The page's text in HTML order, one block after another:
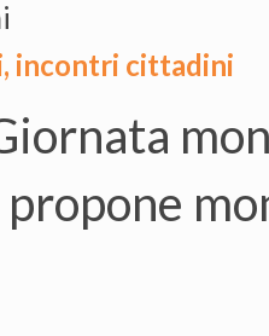
incontri cittadini